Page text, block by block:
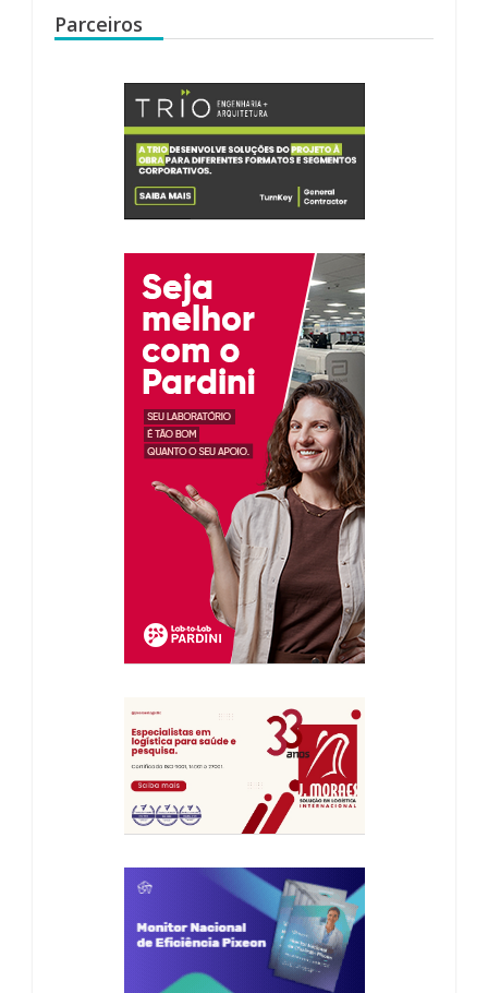
Parceiros